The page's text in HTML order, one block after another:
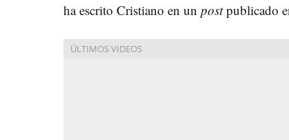
ha escrito Cristiano en un postpublicado